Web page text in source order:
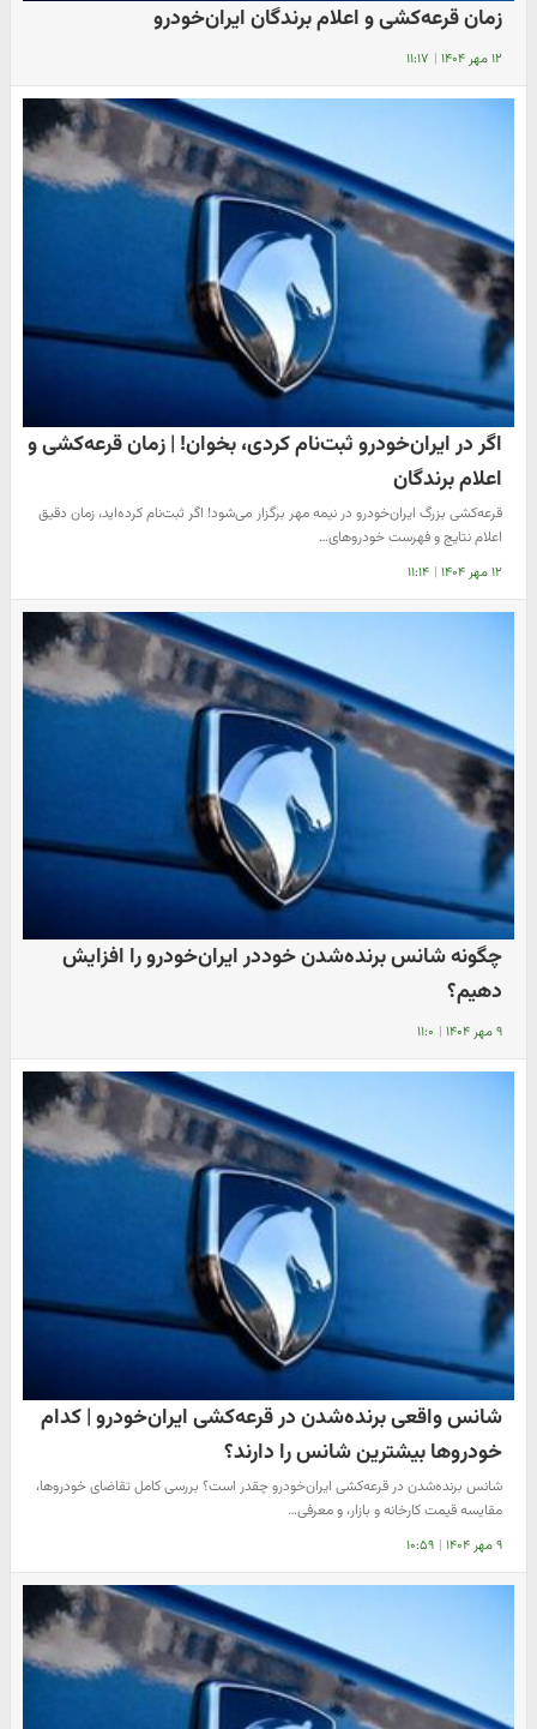
زمان قرعه‌کشی و اعلام برندگان ایران‌خودرو
۱۲ مهر ۱۴۰۴ | ۱۱:۱۷
اگر در ایران‌خودرو ثبت‌نام کردی، بخوان! | زمان قرعه‌کشی و
اعلام برندگان
قرعه‌کشی بزرگ ایران‌خودرو در نیمه مهر برگزار می‌شود! اگر ثبت‌نام کرده‌اید، زمان دقیق
اعلام نتایج و فهرست خودروهای…
۱۲ مهر ۱۴۰۴ | ۱۱:۱۴
چگونه شانس برنده‌شدن خوددر ایران‌خودرو را افزایش
دهیم؟
۹ مهر ۱۴۰۴ | ۱۱:۰
شانس واقعی برنده‌شدن در قرعه‌کشی ایران‌خودرو | کدام
خودروها بیشترین شانس را دارند؟
شانس برنده‌شدن در قرعه‌کشی ایران‌خودرو چقدر است؟ بررسی کامل تقاضای خودروها،
مقایسه قیمت کارخانه و بازار، و معرفی…
۹ مهر ۱۴۰۴ | ۱۰:۵۹